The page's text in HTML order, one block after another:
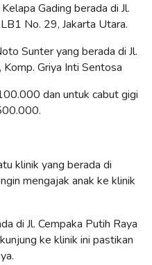
Gading berada di Jl.
No. 29, Jakarta Utara.
Sunter yang berada di Jl.
Griya Inti Sentosa
dan untuk cabut gigi
klinik yang berada di
mengajak anak ke klinik
di Jl. Cempaka Putih Raya
ke klinik ini pastikan